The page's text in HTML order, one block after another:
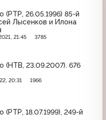
(РТР, 26.05.1996) 85-й
Лысенков и Илона
21:45 3785
(НТВ, 23.09.2007). 676
20:31 1966
(РТР, 18.07.1999), 249-й